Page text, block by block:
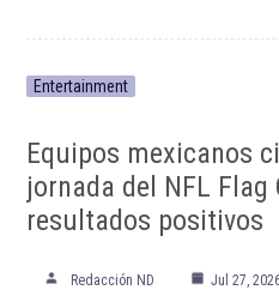
Entertainment
Equipos mexicanos
jornada del NFL
resultados positivos
Redacción ND Jul 27,